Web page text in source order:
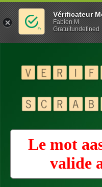
Le mot
valide
Vérificateur
Fabien M
Gratuitundefined